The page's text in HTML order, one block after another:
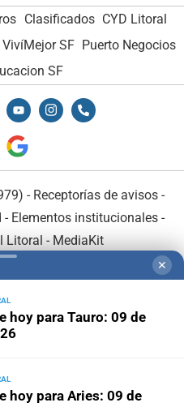
Clasificados CYD Litoral
VivíMejor SF Puerto Negocios
SF
- Receptorías de avisos -
- Elementos institucionales-
Litoral - MediaKit
con:
✕
hoy para Tauro: 09 de
hoy para Aries: 09 de